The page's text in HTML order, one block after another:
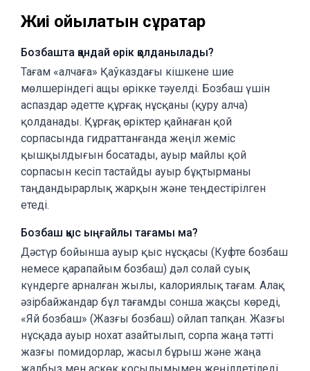
Жиі қойылатын сұрақтар
Бозбашта қандай өрік қолданылады?
Тағам «алчаға» Қаўказдағы кішкене шие
мөлшеріндегі ащы өрікке тәуелді. Бозбаш үшін
аспаздар әдетте құрғақ нұсқаны (қуру алча)
қолданады. Құрғақ өріктер қайнаған қой
сорпасында гидраттанғанда жеңіл жеміс
қышқылдығын босатады, ауыр майлы қой
сорпасын кесіп тастайды ауыр бұқтырманы
таңдандырарлық жарқын және теңдестірілген
етеді.
Бозбаш қыс ыңғайлы тағамы ма?
Дәстүр бойынша ауыр қыс нұсқасы (Куфте бозбаш
немесе қарапайым бозбаш) дәл солай суық
күндерге арналған жылы, калориялық тағам. Алақ
әзірбайжандар бұл тағамды сонша жақсы көреді,
«Яй бозбаш» (Жазғы бозбаш) ойлап тапқан. Жазғы
нұсқада ауыр нохат азайтылып, сорпа жаңа тәтті
жазғы помидорлар, жасыл бұрыш және жаңа